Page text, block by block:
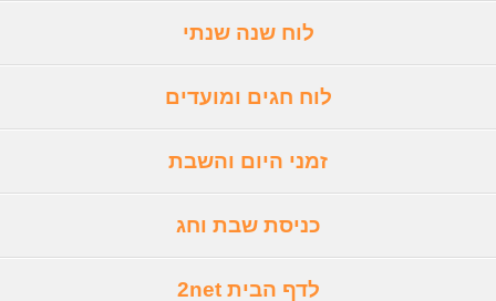
לוח שנה שנתי
לוח חגים ומועדים
זמני היום והשבת
כניסת שבת וחג
לדף הבית 2net